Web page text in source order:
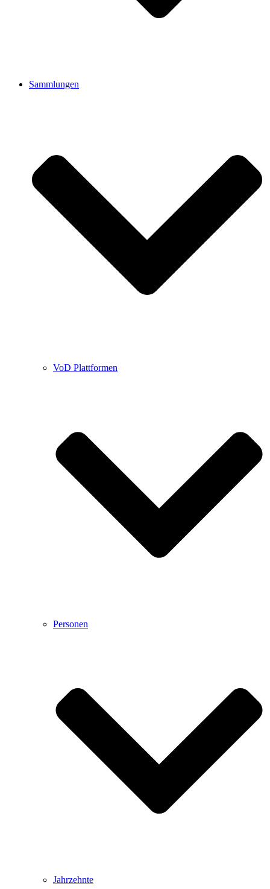
Sammlungen
VoD Plattformen
Personen
Jahrzehnte